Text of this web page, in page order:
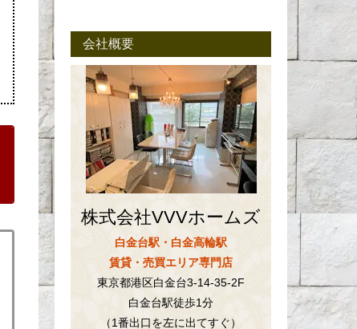
会社概要
株式会社VVVホームズ
白金台駅・白金高輪駅
賃貸・売買エリア専門店
東京都港区白金台3-14-35-2F
白金台駅徒歩1分
（1番出口を左に出てすぐ）